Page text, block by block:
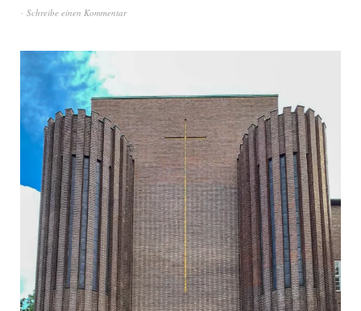
Schreibe einen Kommentar